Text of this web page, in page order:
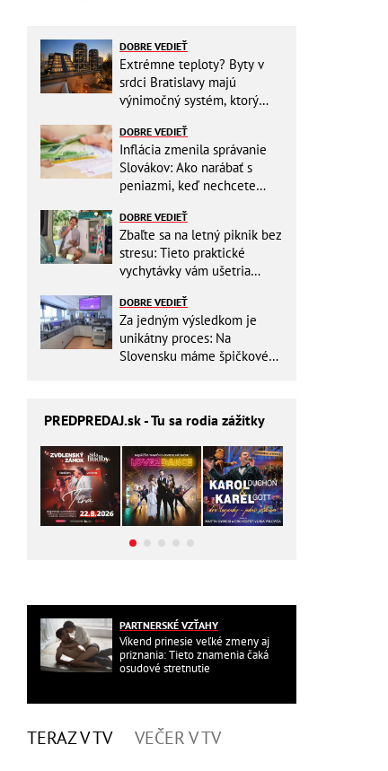
DOBRE VEDIEŤ
Extrémne teploty? Byty v
srdci Bratislavy majú
výnimočný systém, ktorý
DOBRE VEDIEŤ
Inflácia zmenila správanie
Slovákov: Ako narábať s
peniazmi, keď nechcete
DOBRE VEDIEŤ
Zbaľte sa na letný piknik bez
stresu: Tieto praktické
vychytávky vám ušetria
DOBRE VEDIEŤ
Za jedným výsledkom je
unikátny proces: Na
Slovensku máme špičkové
PREDPREDAJ.sk - Tu sa rodia zážitky
PARTNERSKÉ VZŤAHY
Víkend prinesie veľké zmeny aj
priznania: Tieto znamenia čaká
osudové stretnutie
TERAZ V TV VEČER V TV